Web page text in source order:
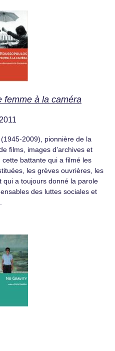
femme à la caméra
2009), pionnière de la
films, images d’archives et
cette battante qui a filmé les
les grèves ouvrières, les
qui a toujours donné la parole
des luttes sociales et